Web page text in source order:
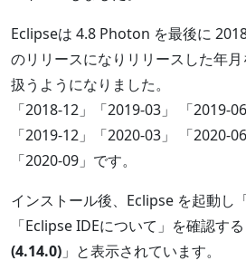
Eclipseは 4.8 Photon を最後に
のリリースになりリリースした年
扱うようになりました。
「2018-12」「2019-03」 「2019-
「2019-12」「2020-03」 「2020-
「2020-09」です。
インストール後、Eclipse を起動し
「Eclipse IDEについて」を確認す
(4.14.0) 」と表示されています。